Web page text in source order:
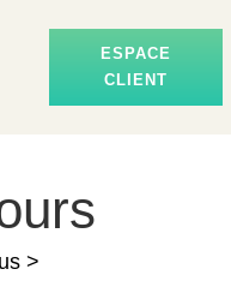
ESPACE
CLIENT
>